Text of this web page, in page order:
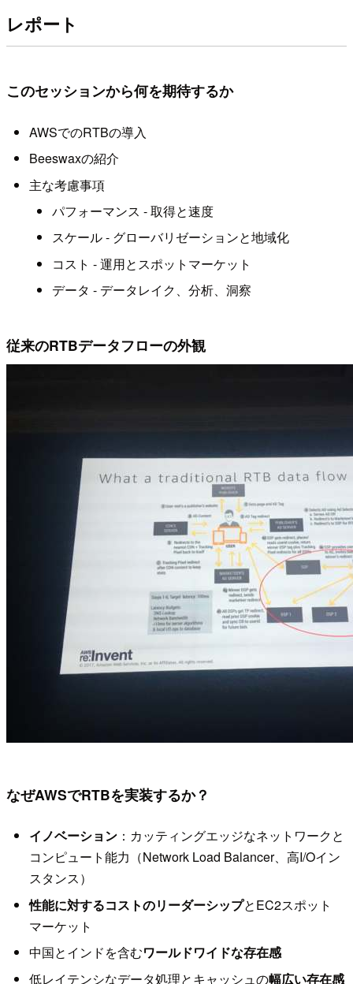
レポート
このセッションから何を期待するか
AWSでのRTBの導入
Beeswaxの紹介
主な考慮事項
パフォーマンス - 取得と速度
スケール - グローバリゼーションと地域化
コスト - 運用とスポットマーケット
データ - データレイク、分析、洞察
従来のRTBデータフローの外観
なぜAWSでRTBを実装するか？
イノベーション：カッティングエッジなネットワークと
コンピュート能力（Network Load Balancer、高I/Oイン
スタンス）
性能に対するコストのリーダーシップとEC2スポット
マーケット
中国とインドを含むワールドワイドな存在感
低レイテンシなデータ処理とキャッシュの幅広い存在感